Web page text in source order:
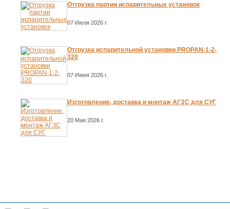
Отгрузка партии испарительных установок
07 Июля 2026 г.
Отгрузка испарительной установки PROPAN-1-2-
320
07 Июня 2026 г.
Изготовление, доставка и монтаж АГЗС для СУГ
20 Мая 2026 г.